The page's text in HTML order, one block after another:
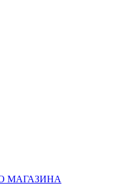
МАГАЗИНА